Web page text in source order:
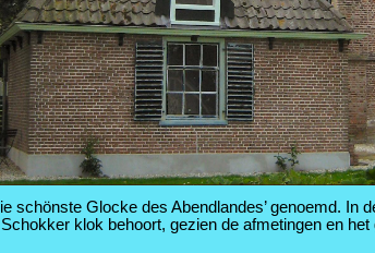
schönste Glocke des Abendlandes’ genoemd. In
klok behoort, gezien de afmetingen en